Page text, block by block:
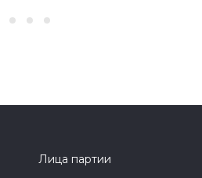
Лица партии